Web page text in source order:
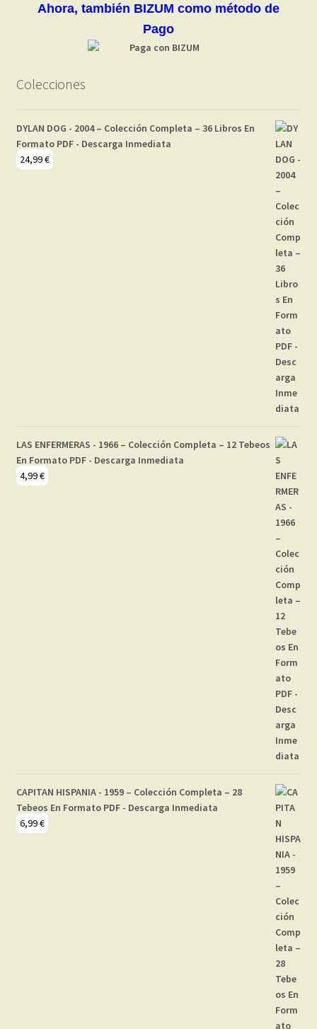
Ahora, también BIZUM como método de
Pago
Colecciones
DYLAN DOG - 2004 – Colección Completa – 36 Libros En
Formato PDF - Descarga Inmediata
24,99€
LAS ENFERMERAS - 1966 – Colección Completa – 12 Tebeos
En Formato PDF - Descarga Inmediata
4,99€
CAPITAN HISPANIA - 1959 – Colección Completa – 28
Tebeos En Formato PDF - Descarga Inmediata
6,99€